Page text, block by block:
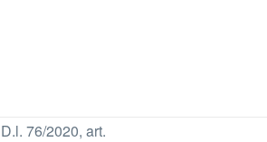
D.l. 76/2020, art.